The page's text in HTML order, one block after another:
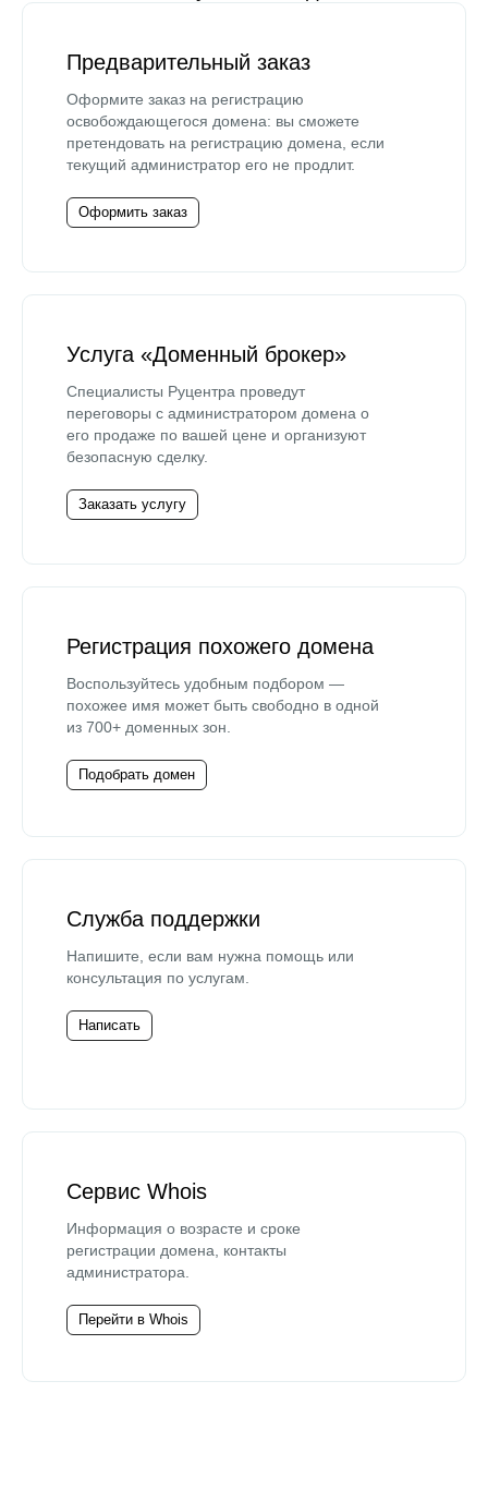
Предварительный заказ
Оформите заказ на регистрацию
освобождающегося домена: вы сможете
претендовать на регистрацию домена, если
текущий администратор его не продлит.
Оформить заказ
Услуга «Доменный брокер»
Специалисты Руцентра проведут
переговоры с администратором домена о
его продаже по вашей цене и организуют
безопасную сделку.
Заказать услугу
Регистрация похожего домена
Воспользуйтесь удобным подбором —
похожее имя может быть свободно в одной
из 700+ доменных зон.
Подобрать домен
Служба поддержки
Напишите, если вам нужна помощь или
консультация по услугам.
Написать
Сервис Whois
Информация о возрасте и сроке
регистрации домена, контакты
администратора.
Перейти в Whois